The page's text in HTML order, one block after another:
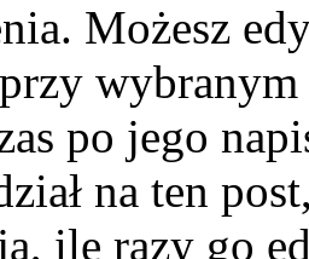
Możesz
po jego
na ten
ile razy go